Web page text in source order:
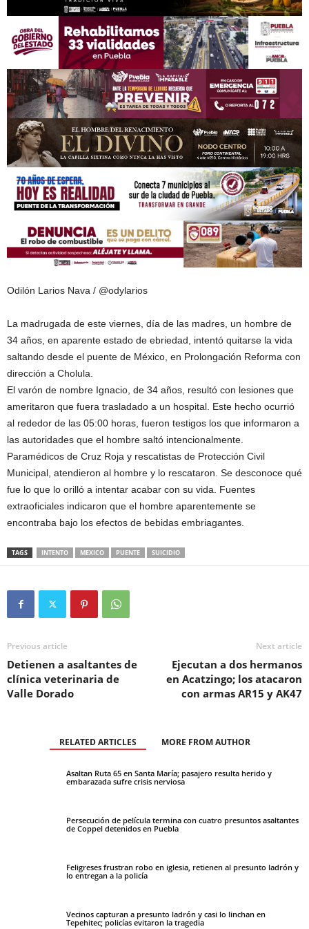
Odilón Larios Nava / @odylarios
La madrugada de este viernes, día de las madres, un hombre de
34 años, en aparente estado de ebriedad, intentó quitarse la vida
saltando desde el puente de México, en Prolongación Reforma con
dirección a Cholula.
El varón de nombre Ignacio, de 34 años, resultó con lesiones que
ameritaron que fuera trasladado a un hospital. Este hecho ocurrió
al rededor de las 05:00 horas, fueron testigos los que informaron a
las autoridades que el hombre saltó intencionalmente.
Paramédicos de Cruz Roja y rescatistas de Protección Civil
Municipal, atendieron al hombre y lo rescataron. Se desconoce qué
fue lo que lo orilló a intentar acabar con su vida. Fuentes
extraoficiales indicaron que el hombre aparentemente se
encontraba bajo los efectos de bebidas embriagantes.
TAGS INTENTO MEXICO PUENTE SUICIDIO
Previous article
Detienen a asaltantes de
clínica veterinaria de
Valle Dorado
Next article
Ejecutan a dos hermanos
en Acatzingo; los atacaron
con armas AR15 y AK47
RELATED ARTICLES MORE FROM AUTHOR
Asaltan Ruta 65 en Santa María; pasajero resulta herido y
embarazada sufre crisis nerviosa
Persecución de película termina con cuatro presuntos asaltantes
de Coppel detenidos en Puebla
Feligreses frustran robo en iglesia, retienen al presunto ladrón y
lo entregan a la policía
Vecinos capturan a presunto ladrón y casi lo linchan en
Tepehitec; policías evitaron la tragedia